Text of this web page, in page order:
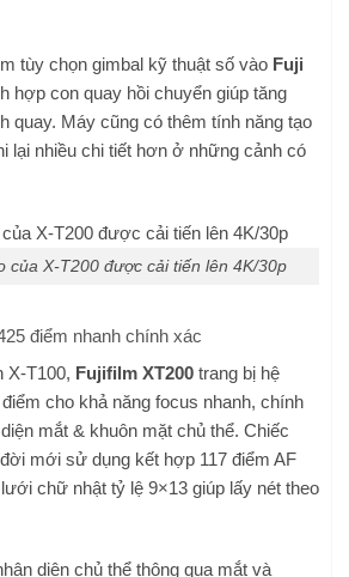
tùy chọn gimbal kỹ thuật số vào Fuji
hợp con quay hồi chuyển giúp tăng
quay. Máy cũng có thêm tính năng tạo
lại nhiều chi tiết hơn ở những cảnh có
của X-T200 được cải tiến lên 4K/30p
điểm nhanh chính xác
X-T100, Fujifilm XT200 trang bị hệ
cho khả năng focus nhanh, chính
mắt & khuôn mặt chủ thể. Chiếc
đời mới sử dụng kết hợp 117 điểm AF
chữ nhật tỷ lệ 9×13 giúp lấy nét theo